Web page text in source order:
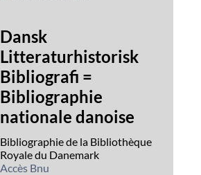
Dansk
Litteraturhistorisk
Bibliografi =
Bibliographie
nationale danoise
Bibliographie de la Bibliothèque
Royale du Danemark
Accès Bnu